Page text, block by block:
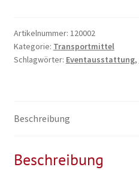
Artikelnummer: 120002
Kategorie: Transportmittel
Schlagwörter: Eventausstattung,
Beschreibung
Beschreibung